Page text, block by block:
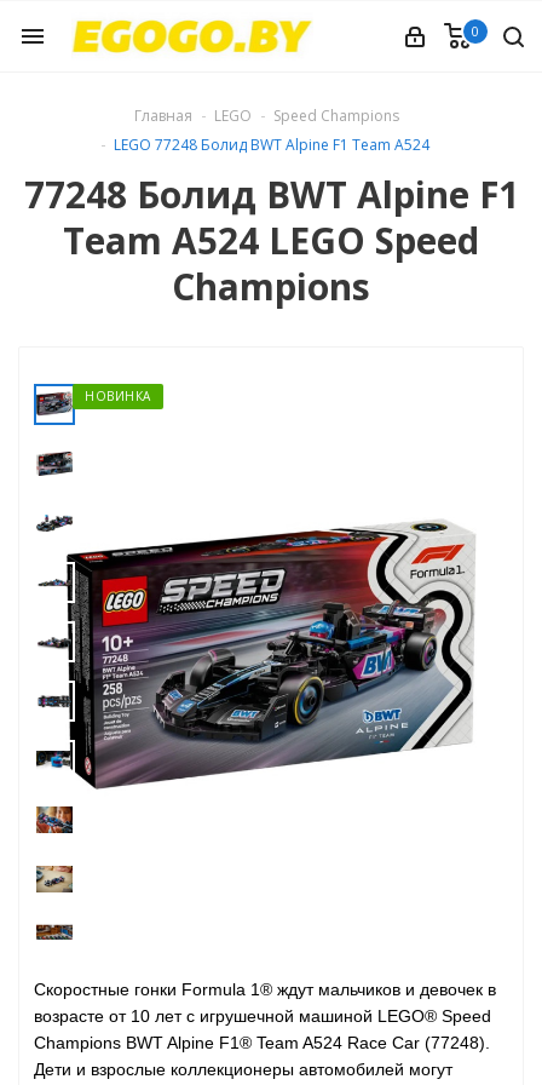
menu 0
Главная LEGO
Speed Champions
LEGO 77248 Болид BWT Alpine F1 Team A524
77248 Болид BWT Alpine F1
Team A524 LEGO Speed
Champions
НОВИНКА
Скоростные гонки Formula 1® ждут мальчиков и девочек в
возрасте от 10 лет с игрушечной машиной LEGO® Speed ​​
Champions BWT Alpine F1® Team A524 Race Car (77248).
Дети и взрослые коллекционеры автомобилей могут